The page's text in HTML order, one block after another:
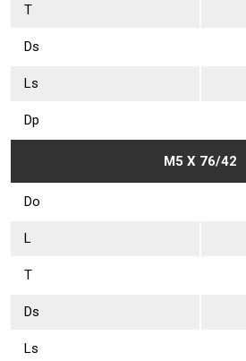
Т
Ds
Ls
Dр
М5 Х 76/42
Dо
L
Т
Ds
Ls